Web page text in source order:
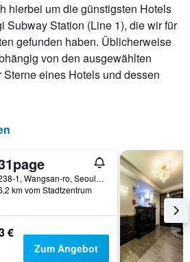
hierbei um die günstigsten Hotels
Subway Station (Line 1), die wir für
gefunden haben. Üblicherweise
von den ausgewählten
eines Hotels und dessen
238-1, Wangsan-ro, Seoul, Südkorea
km vom Stadtzentrum
€
Zum Angebot